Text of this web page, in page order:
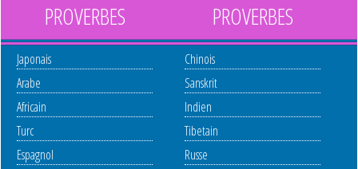
PROVERBES
Japonais
Arabe
Africain
Turc
Espagnol
PROVERBES
Chinois
Sanskrit
Indien
Tibetain
Russe